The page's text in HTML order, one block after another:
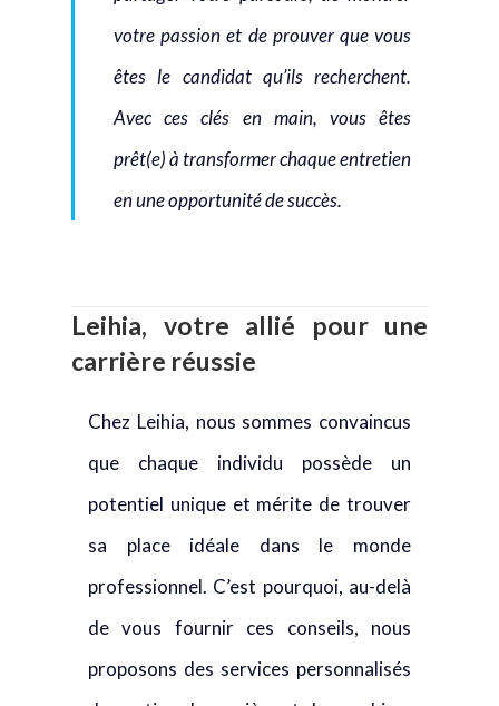
votre passion et de prouver que vous
êtes le candidat qu’ils recherchent.
Avec ces clés en main, vous êtes
prêt(e) à transformer chaque entretien
en une opportunité de succès.
Leihia, votre allié pour une
carrière réussie
Chez Leihia, nous sommes convaincus
que chaque individu possède un
potentiel unique et mérite de trouver
sa place idéale dans le monde
professionnel. C’est pourquoi, au-delà
de vous fournir ces conseils, nous
proposons des services personnalisés